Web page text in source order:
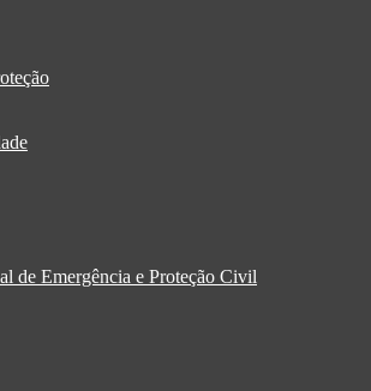
de Emergência e Proteção Civil